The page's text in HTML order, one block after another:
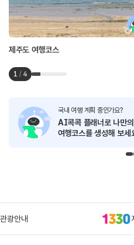
제주도 여행코스
1 / 4
국내 여행 계획 중인가요?
AI콕콕 플래너로 나만의
여행코스를 생성해 보세
관광안내